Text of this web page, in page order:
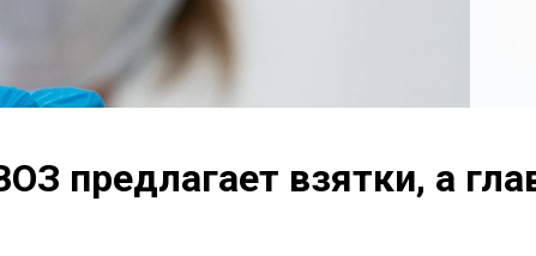
предлагает взятки, а